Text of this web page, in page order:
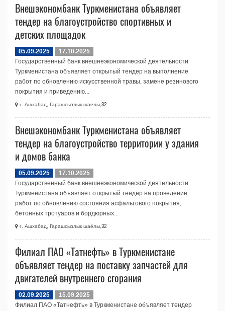
Внешэкономбанк Туркменистана объявляет
тендер на благоустройство спортивных и
детских площадок
05.09.2025
17.10.2025
Государственный банк внешнеэкономической деятельности
Туркменистана объявляет открытый тендер на выполнение
работ по обновлению искусственной травы, замене резинового
покрытия и приведению...
г. Ашхабад, Гарашсызлык шаёлы,32
Внешэкономбанк Туркменистана объявляет
тендер на благоустройство территории у здания
и домов банка
05.09.2025
17.10.2025
Государственный банк внешнеэкономической деятельности
Туркменистана объявляет открытый тендер на проведение
работ по обновлению состояния асфальтового покрытия,
бетонных тротуаров и бордюрных...
г. Ашхабад, Гарашсызлык шаёлы,32
Филиал ПАО «Татнефть» в Туркменистане
объявляет тендер на поставку запчастей для
двигателей внутреннего сгорания
02.09.2025
15.09.2025
Филиал ПАО «Татнефть» в Туркменистане объявляет тендер